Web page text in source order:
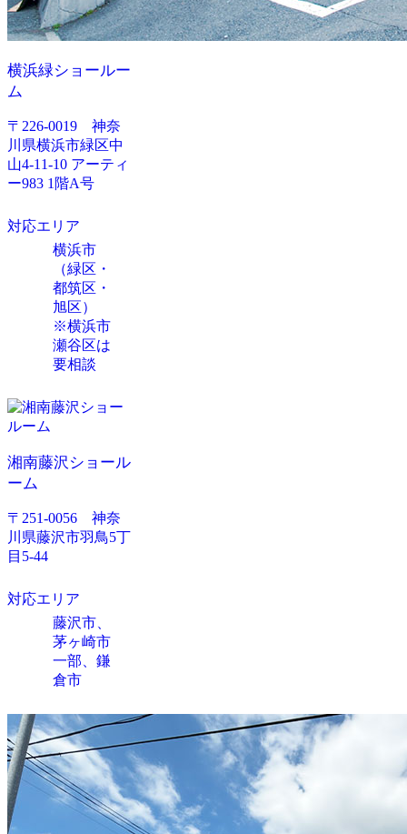
横浜緑ショールー
ム
〒226-0019 神奈
川県横浜市緑区中
山4-11-10 アーティ
ー983 1階A号
対応エリア
横浜市
（緑区・
都筑区・
旭区）
※横浜市
瀬谷区は
要相談
湘南藤沢ショール
ーム
〒251-0056 神奈
川県藤沢市羽鳥5丁
目5-44
対応エリア
藤沢市、
茅ヶ崎市
一部、鎌
倉市